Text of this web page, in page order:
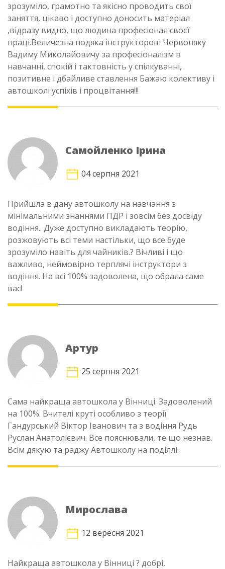
зрозуміло, грамотно та якісно проводить свої
заняття, цікаво і доступно доносить матеріал
,відразу видно, що людина професіонал своєї
праці.Величезна подяка інструкторові Червоняку
Вадиму Миколайовичу за професіоналізм в
навчанні, спокій і тактовність у спілкуванні,
позитивне і дбайливе ставлення Бажаю колективу і
автошколі успіхів і процвітання!!!
Самойленко Ірина
04 серпня 2021
Прийшла в дану автошколу на навчання з
мінімальними знаннями ПДР і зовсім без досвіду
водіння.. Дуже доступно викладають теорію,
розжовують всі теми настільки, що все буде
зрозуміло навіть для чайників.? Вічливі і що
важливо, неймовірно терплячі інструктори з
водіння. На всі 100% задоволена, що обрала саме
вас!
Артур
25 серпня 2021
Сама найкраща автошкола у Вінниці. Задоволений
на 100%. Вчителі круті особливо з теорії
Гандурський Віктор Іванович та з водіння Рудь
Руслан Анатолієвич. Все пояснювали, те що незнав.
Всім дякую та раджу Автошколу на поділлі.
Мирослава
12 вересня 2021
Найкраща автошкола у Вінниці ? добрі,